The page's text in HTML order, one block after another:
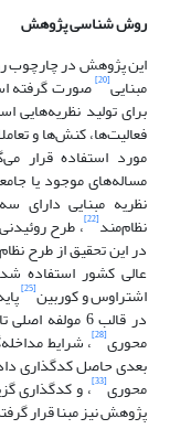
روش شناسی پژوهش
این پژوهش در چارچوب
مبنایی[20] صورت گرفته
برای تولید نظریه‌هایی
فعالیت‌ها، کنش‌ها و
مورد استفاده قرار
مساله‌های موجود یا
نظریه مبنایی دارای
نظام‌مند[22] ، طرح روئیدنی
در این تحقیق از طرح
اشتراوس و کوربین[25]
در قالب 6 مولفه اصلی تاکید می‌ورزد: شرایط علّی
محوری[28] ، شرایط
بعدی حاصل کدگذاری
محوری[33] ، و کدگذاری
پژوهش نیز مبنا قرار